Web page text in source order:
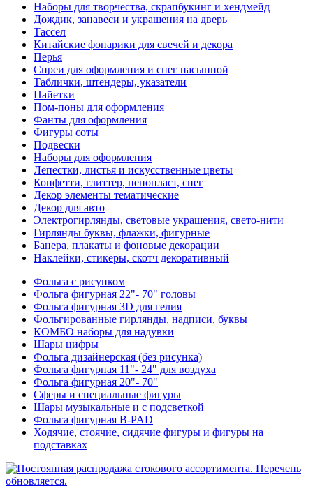
Наборы для творчества, скрапбукинг и хендмейд
Дождик, занавеси и украшения на дверь
Тассел
Китайские фонарики для свечей и декора
Перья
Спреи для оформления и снег насыпной
Таблички, штендеры, указатели
Пайетки
Пом-поны для оформления
Фанты для оформления
Фигуры соты
Подвески
Наборы для оформления
Лепестки, листья и искусственные цветы
Конфетти, глиттер, пенопласт, снег
Декор элементы тематические
Декор для авто
Электрогирлянды, световые украшения, свето-нити
Гирлянды буквы, флажки, фигурные
Банера, плакаты и фоновые декорации
Наклейки, стикеры, скотч декоративный
Фольга с рисунком
Фольга фигурная 22"- 70" головы
Фольга фигурная 3D для гелия
Фольгированные гирлянды, надписи, буквы
КОМБО наборы для надувки
Шары цифры
Фольга дизайнерская (без рисунка)
Фольга фигурная 11"- 24" для воздуха
Фольга фигурная 20"- 70"
Сферы и специальные фигуры
Шары музыкальные и с подсветкой
Фольга фигурная B-PAD
Ходячие, стоячие, сидячие фигуры и фигуры на
подставках